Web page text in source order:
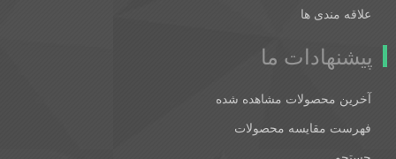
علاقه مندی ها
پیشنهادات ما
آخرین محصولات مشاهده شده
فهرست مقایسه محصولات